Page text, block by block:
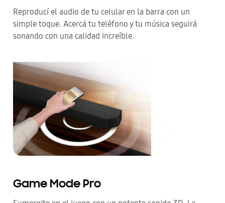
Reproducí el audio de tu celular en la barra con un
simple toque. Acercá tu teléfono y tu música seguirá
sonando con una calidad increíble.
Game Mode Pro